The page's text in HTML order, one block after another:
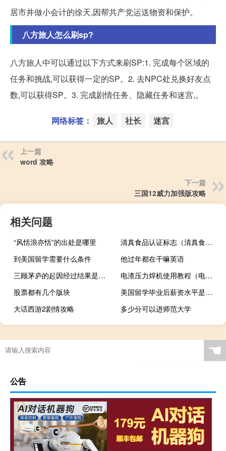
居市井做小会计的徐天,因帮共产党运送物资和保护。
八方旅人怎么刷sp?
八方旅人中可以通过以下方式来刷SP:1. 完成每个区域的
任务和挑战,可以获得一定的SP。2. 去NPC处兑换好友点
数,可以获得SP。3. 完成剧情任务、隐藏任务和迷宫,。
网络标签： 旅人 社长 迷宫
上一篇
word 攻略
下一篇
三国12威力加强版攻略
相关问题
“风恬浪亦恬”的出处是哪里
清真食品认证标志（清真食品）
到美国留学需要什么条件
他过年都在干嘛英语
三顾茅庐的起因经过结果是什么
电渣压力焊机使用教程（电渣压力焊机功率）
股票都有几个版块
美国留学毕业后薪资水平是多少
大话西游2剧情攻略
多少分可以进师范大学
☚
公告